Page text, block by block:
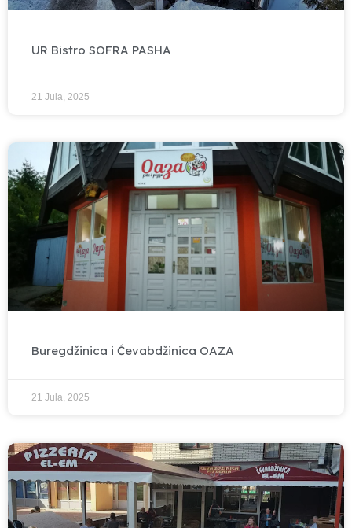
UR Bistro SOFRA PASHA
21 Jula, 2025
Buregdžinica i Ćevabdžinica OAZA
21 Jula, 2025